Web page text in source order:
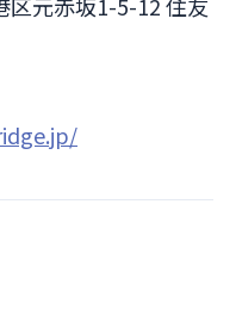
区元赤坂1-5-12 住友